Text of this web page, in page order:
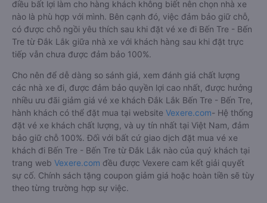
điều bất lợi làm cho hàng khách không biết nên chọn nhà xe
nào là phù hợp với mình. Bên cạnh đó, việc đảm bảo giữ chỗ,
có được chỗ ngồi yêu thích sau khi đặt vé xe đi Bến Tre - Bến
Tre từ Đắk Lắk giữa nhà xe với khách hàng sau khi đặt trực
tiếp vẫn chưa được đảm bảo 100%.
Cho nên để dễ dàng so sánh giá, xem đánh giá chất lượng
các nhà xe đi, được đảm bảo quyền lợi cao nhất, được hưởng
nhiều ưu đãi giảm giá vé xe khách Đắk Lắk Bến Tre - Bến Tre,
hành khách có thể đặt mua tại website Vexere.com- Hệ thống
đặt vé xe khách chất lượng, và uy tín nhất tại Việt Nam, đảm
bảo giữ chỗ 100%. Đối với bất cứ giao dịch đặt mua vé xe
khách đi Bến Tre - Bến Tre từ Đắk Lắk nào của quý khách tại
trang web Vexere.com đều được Vexere cam kết giải quyết
sự cố. Chính sách tặng coupon giảm giá hoặc hoàn tiền sẽ tùy
theo từng trường hợp sự việc.